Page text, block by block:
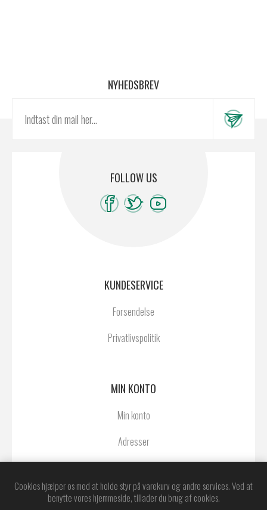
NYHEDSBREV
FOLLOW US
KUNDESERVICE
Forsendelse
Privatlivspolitik
MIN KONTO
Min konto
Adresser
Cookies hjælper os med at holde styr på varekurv og andre services. Ved at
benytte vores hjemmeside, tillader du brug af cookies.